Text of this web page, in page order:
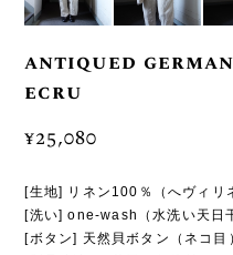
antiqued
ecru
¥25,080
[生地] リネン100％（へヴィリ
[洗い] one-wash（水洗い天日
[ボタン] 天然貝ボタン（ネコ目